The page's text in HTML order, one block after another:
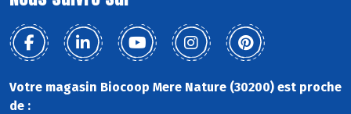
Votre magasin Biocoop Mere Nature (30200) est proche
de :